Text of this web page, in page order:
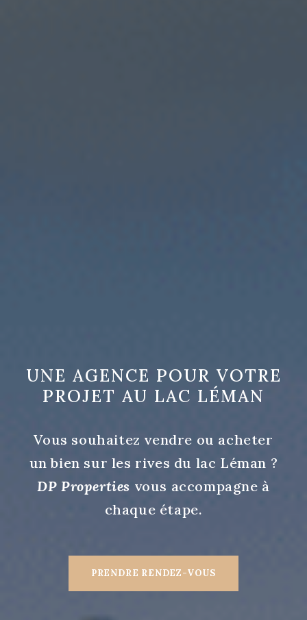
UNE AGENCE POUR VOTRE
PROJET AU LAC LÉMAN
Vous souhaitez vendre ou acheter
un bien sur les rives du lac Léman ?
DP Properties vous accompagne à
chaque étape.
PRENDRE RENDEZ-VOUS